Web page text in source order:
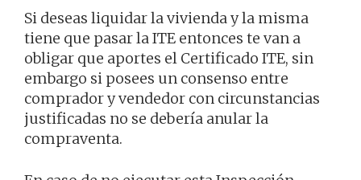
Si deseas liquidar la vivienda y la misma
tiene que pasar la ITE entonces te van a
obligar que aportes el Certificado ITE, sin
embargo si posees un consenso entre
comprador y vendedor con circunstancias
justificadas no se debería anular la
compraventa.